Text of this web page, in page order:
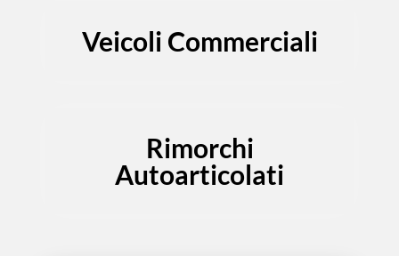
Veicoli Commerciali
Rimorchi
Autoarticolati